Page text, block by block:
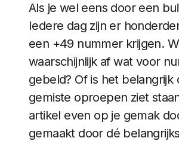
Als je wel eens door een
Iedere dag zijn er
een +49 nummer krijgen.
waarschijnlijk af wat voor
gebeld? Of is het
gemiste oproepen ziet
artikel even op je gemak
gemaakt door dé